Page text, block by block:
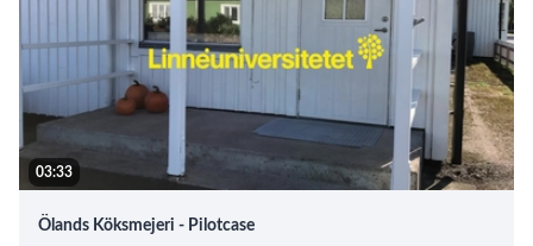
03:33
Ölands Köksmejeri - Pilotcase